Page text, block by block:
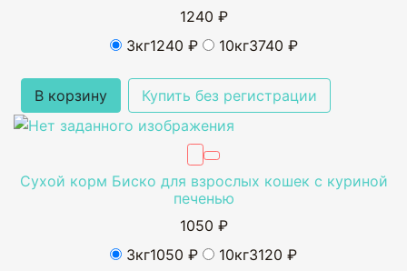
1240 ₽
3кг1240 ₽ 10кг3740 ₽
В корзину Купить без регистрации
Сухой корм Биско для взрослых кошек с куриной
печенью
1050 ₽
3кг1050 ₽ 10кг3120 ₽